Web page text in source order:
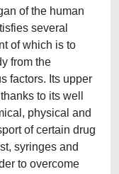
of the human
several
of which is to
from the
factors. Its upper
to its well
physical and
of certain drug
syringes and
to overcome